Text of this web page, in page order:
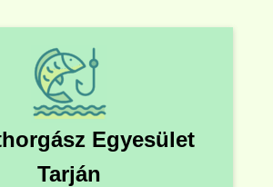
Egyesület
Tarján